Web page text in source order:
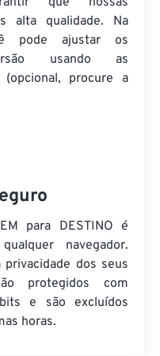
alta qualidade. Na
pode ajustar os
usando as
(opcional, procure a
para DESTINO é
navegador.
dos seus
protegidos com
e são excluídos
horas.